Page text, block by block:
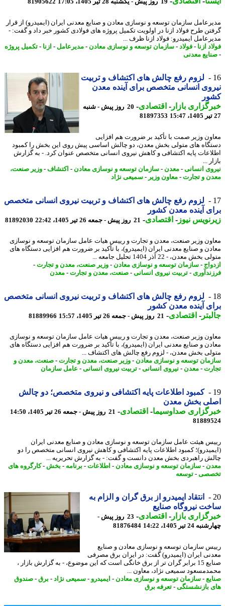
19 روز پیش - یکشنبه 28 تیر 1405، 17:05 81905622
سازمان توسعه و نوسازی معادن و صنایع معدنی ایران (ایمیدرو) از قرار
طرح فولاد ازنا در اولویت تکمیل پروژه های فولادی کشور خبر داد و گفت: -
ایمیدرو: فولاد ازنا ظرف ...
ازنا- فولاد-سازمان توسعه و نوسازی معادن-مدیرعامل-ازنا- تکمیل پروژه
معدنی
لزوم رفع چالش های اکتشاف و تربیت
انسانی متخصص برای آینده معدن
بازار- اقتصادی-
20 روز پیش - شنبه
81897353
وزیر صمت با تأکید بر ضرورت هم افزایی
های متولی بخش معدن، دو چالش اساسی پیش روی این بخش را کمبود
پایه اکتشافی و کاهش نیروی انسانی متخصص عنوان کرد. - به گزارش
...
انسانی-معدن-سازمان توسعه و نوسازی معادن-اکتشاف-وزیر صنعت،
و تجارت- معاون وزیر - سمیعی نژاد
لزوم رفع چالش های اکتشاف و تربیت نیروی انسانی متخصص
آینده معدن کشور
نیوز-اقتصادی-21 روز پیش - جمعه 26 تیر 1405، 22:42 81892030
وزیر صنعت، معدن و تجارت و رییس هیات عامل سازمان توسعه و نوسازی
و صنایع معدنی ایران (ایمیدرو)، با تأکید بر ضرورت هم افزایی دستگاه های
معدن، - 22 آذر 1404 تحلیل جامعه ...
-سازمان توسعه و نوسازی معادن-وزیر صنعت، معدن و تجارت-
- تربیت نیروی انسانی-صنعت، معدن و تجارت- معدن
لزوم رفع چالش های اکتشاف و تربیت نیروی انسانی متخصص
آینده معدن کشور
-اقتصادی-21 روز پیش - جمعه 26 تیر 1405، 15:57 81889966
وزیر صنعت، معدن و تجارت و رییس هیات عامل سازمان توسعه و نوسازی
و صنایع معدنی ایران (ایمیدرو)، با تأکید بر ضرورت هم افزایی دستگاه های
بخش معدن، - لزوم رفع چالش های اکتشاف ...
توسعه و نوسازی معادن-وزیر صنعت، معدن و تجارت- صنعت، معدن و
- معدن-نیروی انسانی-تربیت نیروی انسانی-عامل سازمان
کمبود اطلاعات پایه اکتشافی و نیروی متخصص؛ دو چالش
بخش معدن
صداوسیما-اقتصادی-21 روز پیش - جمعه 26 تیر 1405، 14:50
هیئت عامل سازمان توسعه و نوسازی معادن و صنایع معدنی ایران
کمبود اطلاعات پایه اکتشافی و کاهش نیروی انسانی متخصص را دو
راهبردی بخش معدن دانست و گفت: - به گزارش تحریریه ...
-سازمان توسعه و نوسازی معادن-اطلاعات-برنامه -بخش-کارگروه های
-توسعه
انتقاد ایمیدرو از برق گران و الزام به
نیروگاه صنایع
بازار- اقتصادی-
23 روز پیش -
24 تیر 1405، 14:22
81876484
سازمان توسعه و نوسازی معادن و صنایع
ایران (ایمیدرو) گفت: در ایران برق مصرفی
صنایع 15 برابر گران تر از برق خانگی است که این موضوع، - به گزارش بازار ،
سمیعی نژاد، معاون ...
-سازمان توسعه و نوسازی معادن-ایمیدرو-سمیعی نژاد -برق - صندوق
بازنشستگی-تعرفه برق